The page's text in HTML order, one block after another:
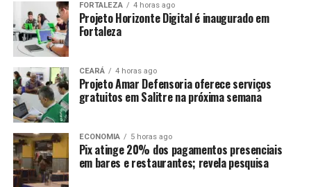
FORTALEZA 4 horas ago
Projeto Horizonte Digital é inaugurado em
Fortaleza
CEARÁ 4 horas ago
Projeto Amar Defensoria oferece serviços
gratuitos em Salitre na próxima semana
ECONOMIA 5 horas ago
Pix atinge 20% dos pagamentos presenciais
em bares e restaurantes; revela pesquisa